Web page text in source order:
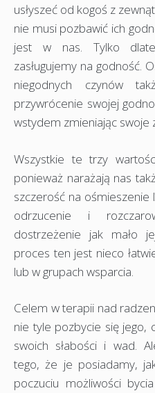
usłyszeć od kogoś z
nie musi pozbawić ich
jest w nas. Tylko
zasługujemy na godność.
niegodnych czynów
przywrócenie swojej
wstydem zmieniając swoje
Wszystkie te trzy
ponieważ narażają nas
szczerość na ośmieszenie
odrzucenie i
dostrzeżenie jak mało
proces ten jest nieco
lub w grupach wsparcia.
Celem w terapii nad
nie tyle pozbycie się jego,
swoich słabości i wad.
tego, że je posiadamy,
poczuciu możliwości